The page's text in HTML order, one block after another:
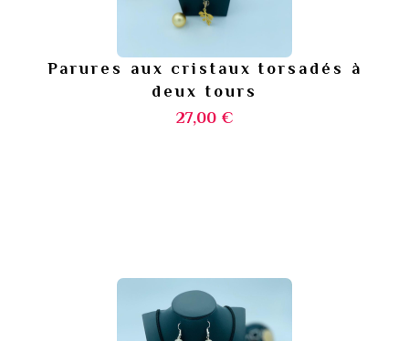
Parures aux cristaux torsadés à
deux tours
27,00 €